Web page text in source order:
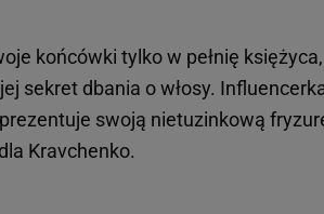
końcówki tylko w pełnię
sekret dbania o włosy.
swoją nietuzinkową
Kravchenko.